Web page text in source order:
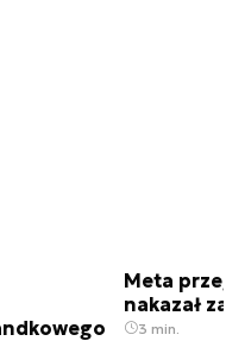
Meta
nakazał
3 min.